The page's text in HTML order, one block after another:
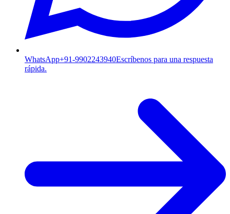
WhatsApp+91-9902243940Escríbenos para una respuesta
rápida.